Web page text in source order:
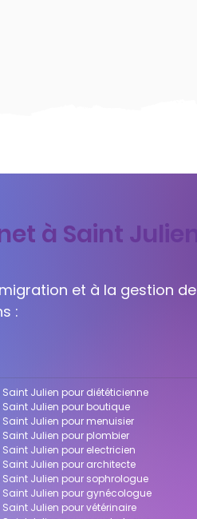
à Saint Julien
et à la gestion de
:
Julien pour diététicienne
Julien pour boutique
Julien pour menuisier
Julien pour plombier
Julien pour electricien
Julien pour architecte
Julien pour sophrologue
Julien pour gynécologue
Julien pour vétérinaire